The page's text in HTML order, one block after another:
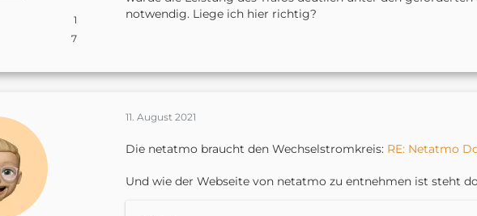
1
7
notwendig. Liege ich hier richtig?
11. August 2021
Die netatmo braucht den Wechselstromkreis: RE: Netatmo
Und wie der Webseite von netatmo zu entnehmen ist steht